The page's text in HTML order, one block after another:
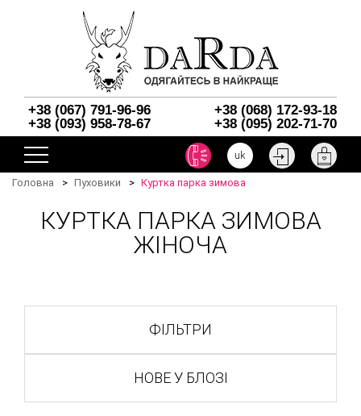
+38 (067) 791-96-96
+38 (068) 172-93-18
+38 (093) 958-78-67
+38 (095) 202-71-70
uk
Головна Пуховики Куртка парка зимова
КУРТКА ПАРКА ЗИМОВА
ЖІНОЧА
ФІЛЬТРИ
НОВЕ У БЛОЗІ